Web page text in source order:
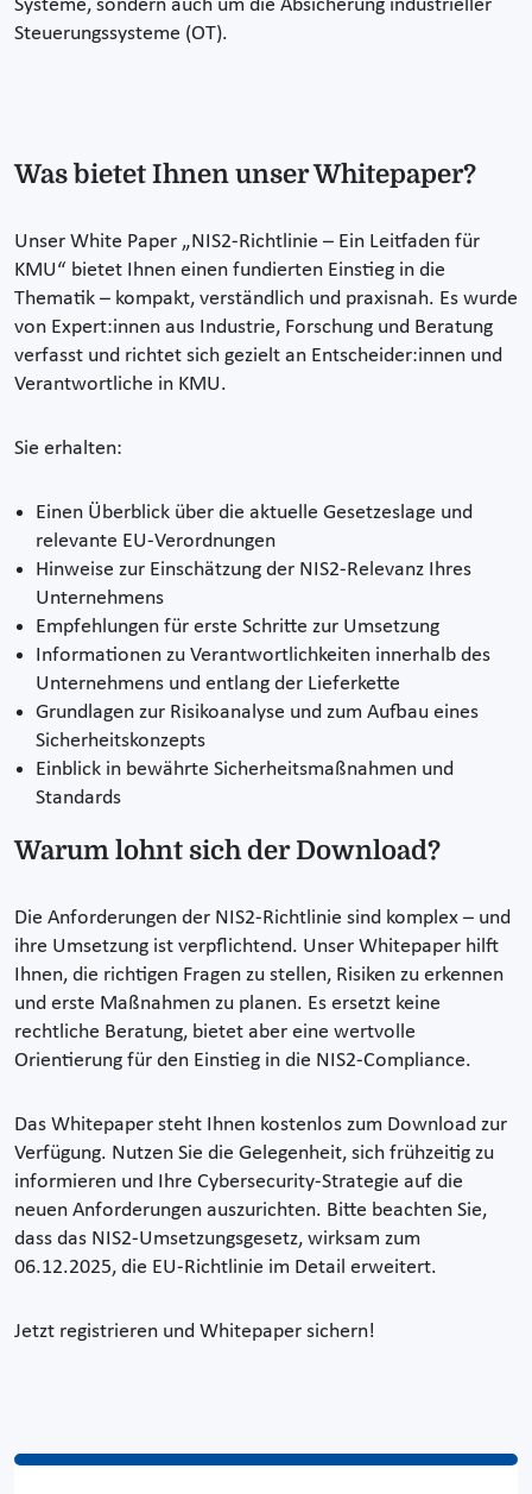
Systeme, sondern auch um die Absicherung industrieller
Steuerungssysteme (OT).
Was bietet Ihnen unser Whitepaper?
Unser White Paper „NIS2-Richtlinie – Ein Leitfaden für
KMU“ bietet Ihnen einen fundierten Einstieg in die
Thematik – kompakt, verständlich und praxisnah. Es wurde
von Expert:innen aus Industrie, Forschung und Beratung
verfasst und richtet sich gezielt an Entscheider:innen und
Verantwortliche in KMU.
Sie erhalten:
Einen Überblick über die aktuelle Gesetzeslage und
relevante EU-Verordnungen
Hinweise zur Einschätzung der NIS2-Relevanz Ihres
Unternehmens
Empfehlungen für erste Schritte zur Umsetzung
Informationen zu Verantwortlichkeiten innerhalb des
Unternehmens und entlang der Lieferkette
Grundlagen zur Risikoanalyse und zum Aufbau eines
Sicherheitskonzepts
Einblick in bewährte Sicherheitsmaßnahmen und
Standards
Warum lohnt sich der Download?
Die Anforderungen der NIS2-Richtlinie sind komplex – und
ihre Umsetzung ist verpflichtend. Unser Whitepaper hilft
Ihnen, die richtigen Fragen zu stellen, Risiken zu erkennen
und erste Maßnahmen zu planen. Es ersetzt keine
rechtliche Beratung, bietet aber eine wertvolle
Orientierung für den Einstieg in die NIS2-Compliance.
Das Whitepaper steht Ihnen kostenlos zum Download zur
Verfügung. Nutzen Sie die Gelegenheit, sich frühzeitig zu
informieren und Ihre Cybersecurity-Strategie auf die
neuen Anforderungen auszurichten. Bitte beachten Sie,
dass das NIS2-Umsetzungsgesetz, wirksam zum
06.12.2025, die EU-Richtlinie im Detail erweitert.
Jetzt registrieren und Whitepaper sichern!